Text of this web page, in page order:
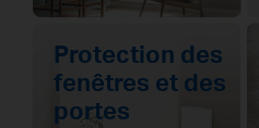
Protection des
fenêtres et des
portes